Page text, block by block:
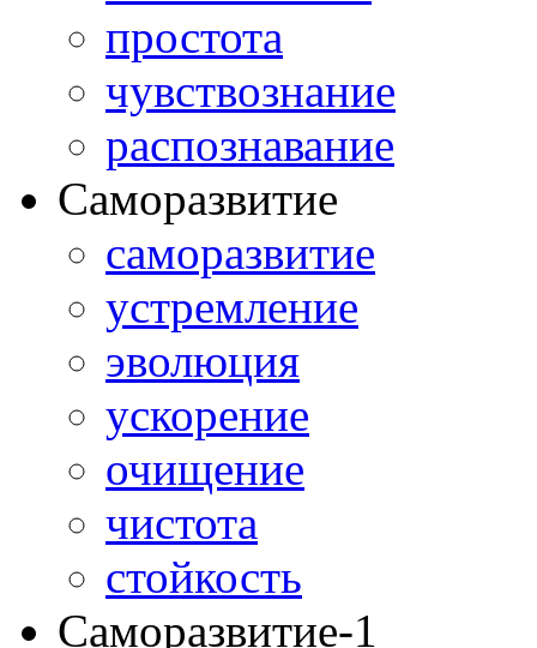
простота
чувствознание
распознавание
Саморазвитие
саморазвитие
устремление
эволюция
ускорение
очищение
чистота
стойкость
Саморазвитие-1